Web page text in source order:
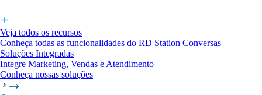
Veja todos os recursos
Conheça todas as funcionalidades do RD Station Conversas
Soluções Integradas
Integre Marketing, Vendas e Atendimento
Conheça nossas soluções